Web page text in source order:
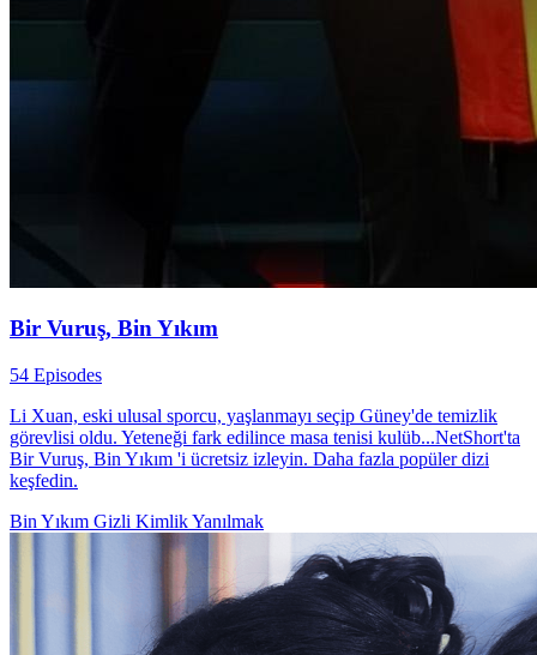
Bir Vuruş, Bin Yıkım
54 Episodes
Li Xuan, eski ulusal sporcu, yaşlanmayı seçip Güney'de temizlik
görevlisi oldu. Yeteneği fark edilince masa tenisi kulüb...NetShort'ta
Bir Vuruş, Bin Yıkım 'i ücretsiz izleyin. Daha fazla popüler dizi
keşfedin.
Bin Yıkım Gizli KimlikYanılmak